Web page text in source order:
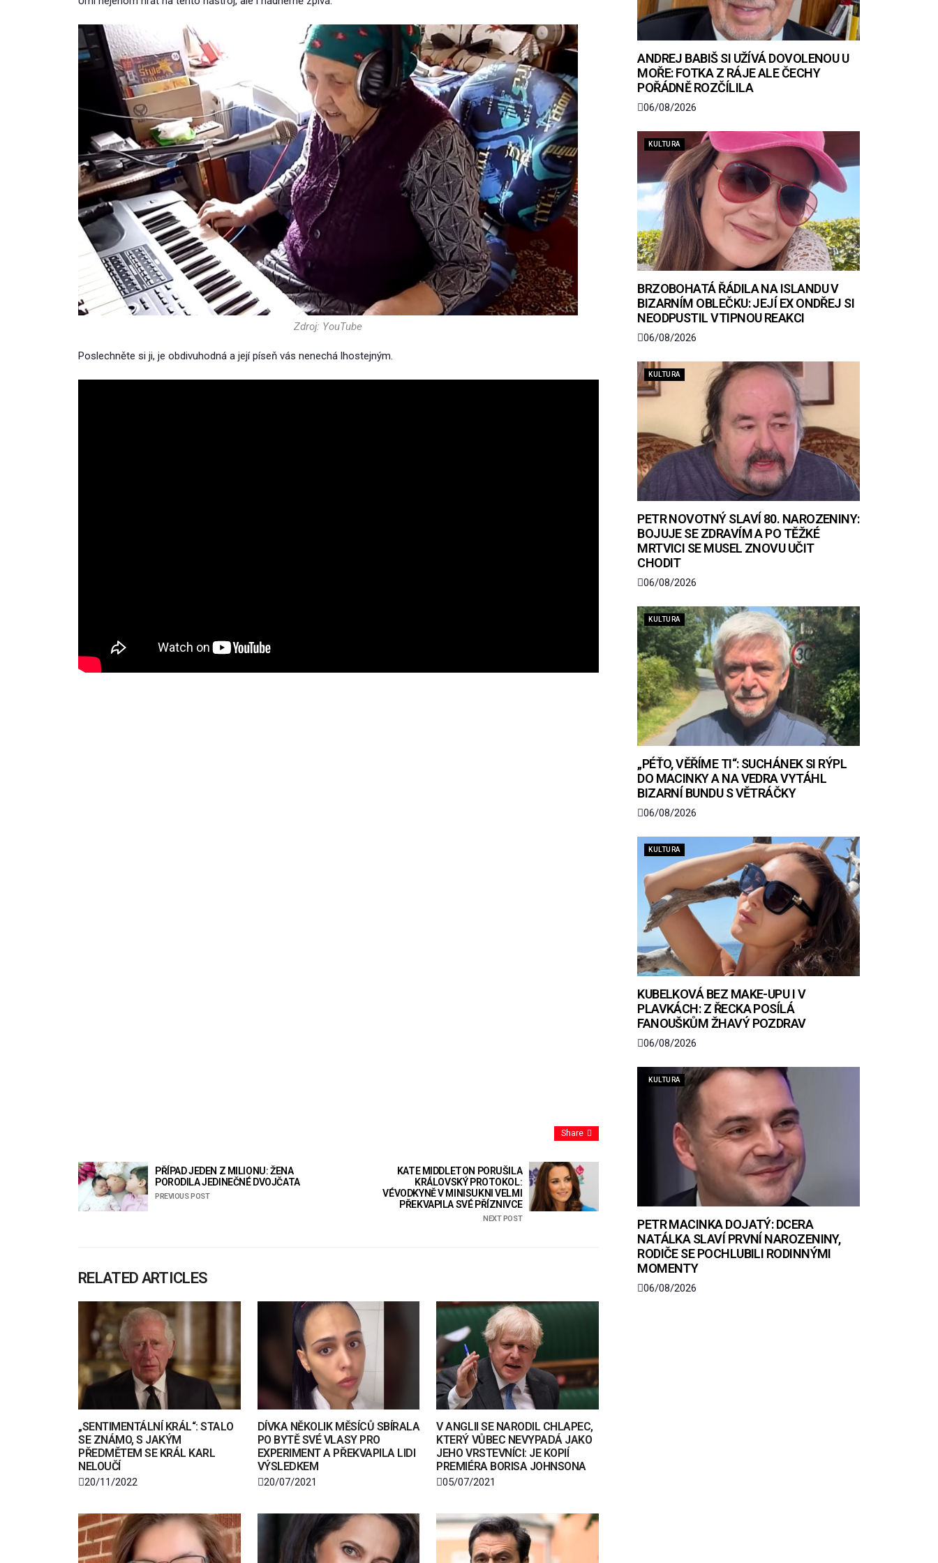
Zdroj: YouTube
Poslechněte si ji, je obdivuhodná a její píseň vás nenechá lhostejným.
Share
PŘÍPAD JEDEN Z MILIONU: ŽENA
PORODILA JEDINEČNÉ DVOJČATA
PREVIOUS POST
KATE MIDDLETON PORUŠILA
KRÁLOVSKÝ PROTOKOL:
VÉVODKYNĚ V MINISUKNI VELMI
PŘEKVAPILA SVÉ PŘÍZNIVCE
NEXT POST
RELATED ARTICLES
„SENTIMENTÁLNÍ KRÁL“: STALO
SE ZNÁMO, S JAKÝM
PŘEDMĚTEM SE KRÁL KARL
NELOUČÍ
20/11/2022
DÍVKA NĚKOLIK MĚSÍCŮ SBÍRALA
PO BYTĚ SVÉ VLASY PRO
EXPERIMENT A PŘEKVAPILA LIDI
VÝSLEDKEM
20/07/2021
V ANGLII SE NARODIL CHLAPEC,
KTERÝ VŮBEC NEVYPADÁ JAKO
JEHO VRSTEVNÍCI: JE KOPIÍ
PREMIÉRA BORISA JOHNSONA
05/07/2021
ANDREJ BABIŠ SI UŽÍVÁ DOVOLENOU U
MOŘE: FOTKA Z RÁJE ALE ČECHY
POŘÁDNĚ ROZČÍLILA
06/08/2026
KULTURA
BRZOBOHATÁ ŘÁDILA NA ISLANDU V
BIZARNÍM OBLEČKU: JEJÍ EX ONDŘEJ SI
NEODPUSTIL VTIPNOU REAKCI
06/08/2026
KULTURA
PETR NOVOTNÝ SLAVÍ 80. NAROZENINY:
BOJUJE SE ZDRAVÍM A PO TĚŽKÉ
MRTVICI SE MUSEL ZNOVU UČIT
CHODIT
06/08/2026
KULTURA
„PÉŤO, VĚŘÍME TI“: SUCHÁNEK SI RÝPL
DO MACINKY A NA VEDRA VYTÁHL
BIZARNÍ BUNDU S VĚTRÁČKY
06/08/2026
KULTURA
KUBELKOVÁ BEZ MAKE-UPU I V
PLAVKÁCH: Z ŘECKA POSÍLÁ
FANOUŠKŮM ŽHAVÝ POZDRAV
06/08/2026
KULTURA
PETR MACINKA DOJATÝ: DCERA
NATÁLKA SLAVÍ PRVNÍ NAROZENINY,
RODIČE SE POCHLUBILI RODINNÝMI
MOMENTY
06/08/2026